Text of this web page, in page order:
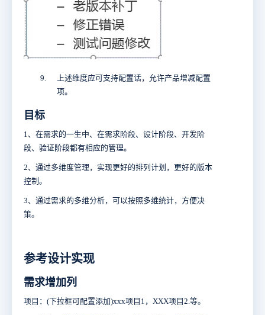
9.
上述维度应可支持配置话，允许产品增减配置
项。
目标
1、在需求的一生中、在需求阶段、设计阶段、开发阶
段、验证阶段都有相应的管理。
2、通过多维度管理，实现更好的排列计划，更好的版本
控制。
3、通过需求的多维分析，可以按照多维统计，方便决
策。
参考设计实现
需求增加列
项目： (下拉框可配置添加)xxx项目1，XXX项目2. 等。